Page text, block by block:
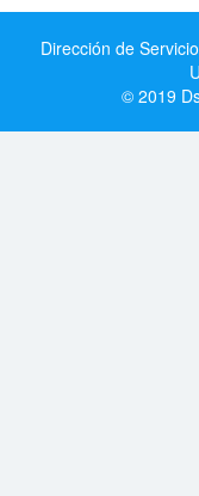
Dirección de
© 2019